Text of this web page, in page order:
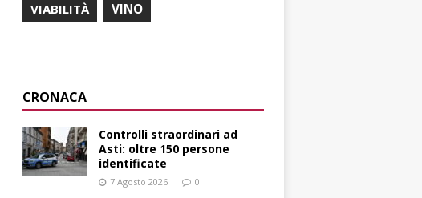
VIABILITÀ VINO
CRONACA
Controlli straordinari ad
Asti: oltre 150 persone
identificate
7 Agosto 2026 0